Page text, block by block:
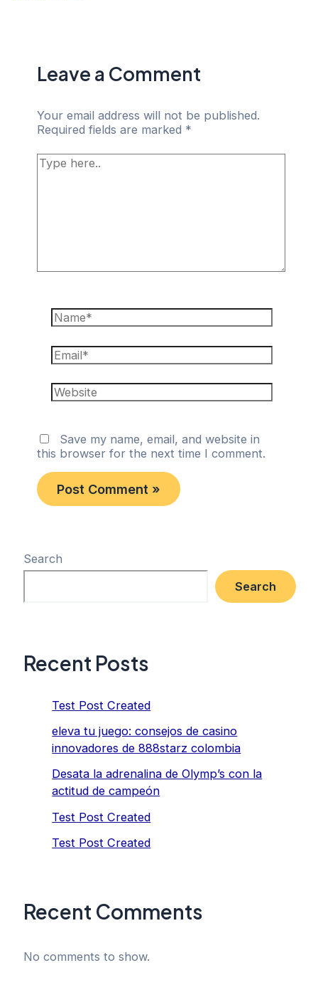
Leave a Comment
Your email address will not be published.
Required fields are marked *
Type
Name*
Email*
Website
Save my name, email, and website in
this browser for the next time I comment.
Search
Search
Recent Posts
Test Post Created
eleva tu juego: consejos de casino
innovadores de 888starz colombia
Desata la adrenalina de Olymp’s con la
actitud de campeón
Test Post Created
Test Post Created
Recent Comments
No comments to show.